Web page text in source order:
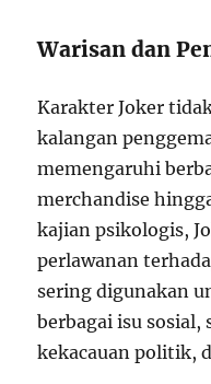
Warisan dan
Karakter Joker
kalangan
memengaruhi
merchandise
kajian psikologis,
perlawanan
sering digunakan
berbagai isu
kekacauan politik,